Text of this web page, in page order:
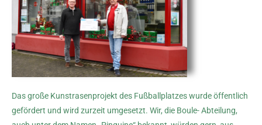
Das große Kunstrasenprojekt des Fußballplatzes wurde öffentlich
gefördert und wird zurzeit umgesetzt. Wir, die Boule- Abteilung,